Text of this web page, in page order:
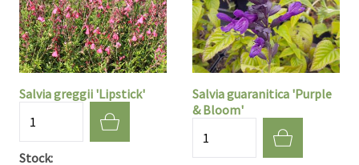
Salvia greggii 'Lipstick'
Stock
Salvia guaranitica 'Purple
& Bloom'